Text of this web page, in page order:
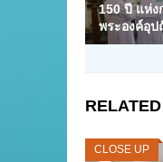
150 ปี แห่
พระองค์อุป
CLOSE UP